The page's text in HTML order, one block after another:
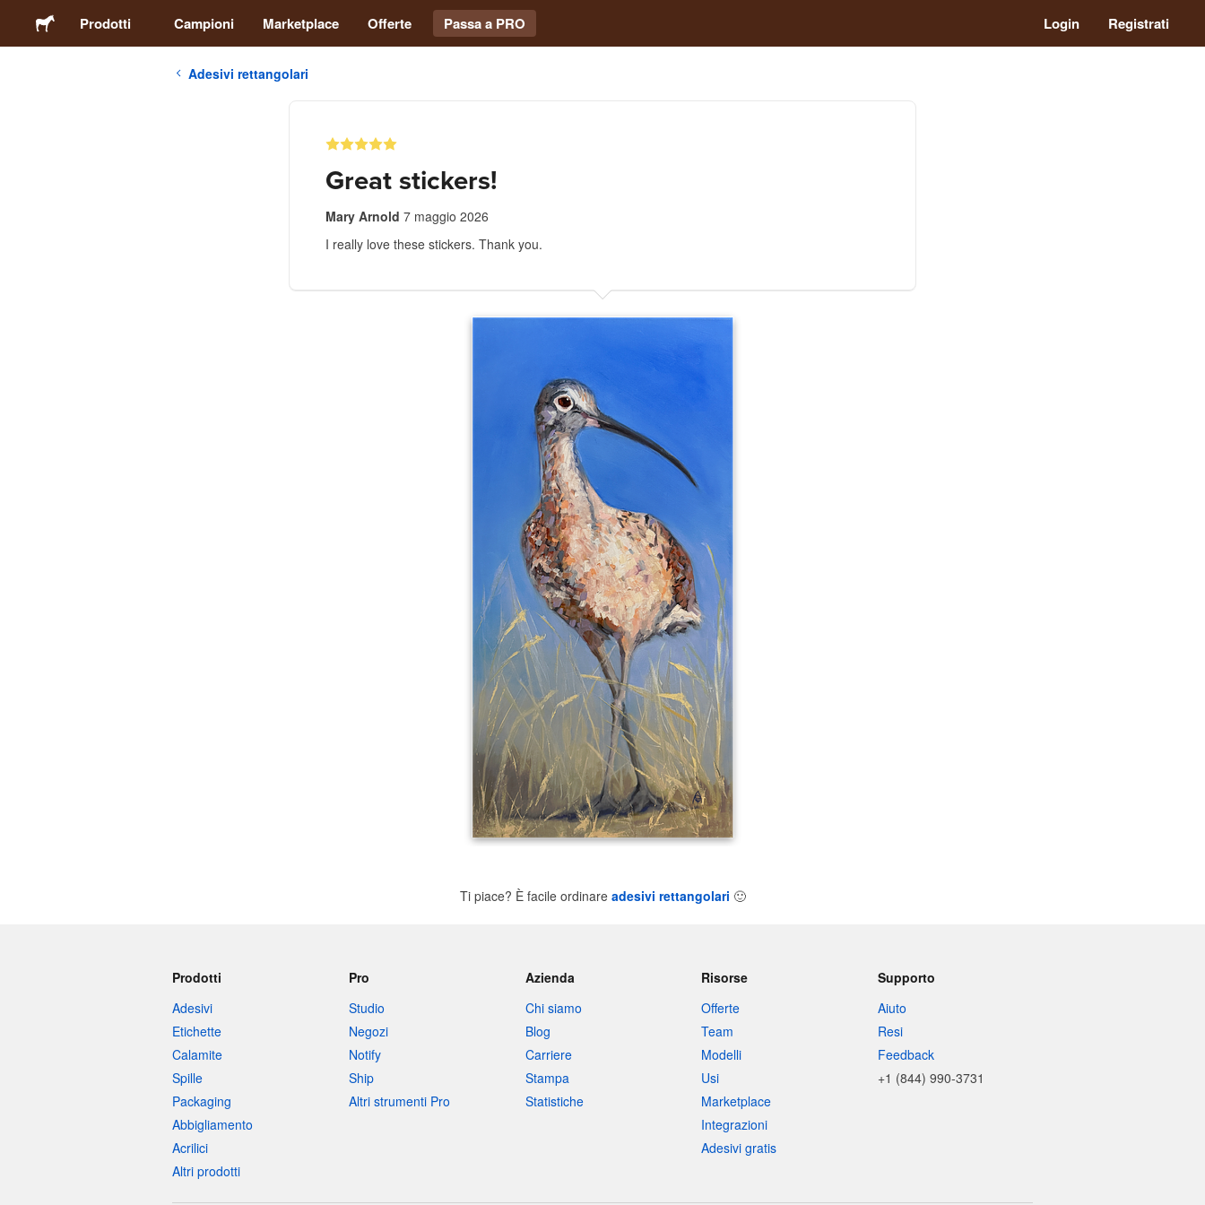
Prodotti Campioni Marketplace Offerte Passa a PRO Login Registrati
Adesivi rettangolari
Great stickers!
Mary Arnold 7 maggio 2026
I really love these stickers. Thank you.
Ti piace? È facile ordinare adesivi rettangolari 🙂
Prodotti
Adesivi
Etichette
Calamite
Spille
Packaging
Abbigliamento
Acrilici
Altri prodotti
Pro
Studio
Negozi
Notify
Ship
Altri strumenti Pro
Azienda
Chi siamo
Blog
Carriere
Stampa
Statistiche
Risorse
Offerte
Team
Modelli
Usi
Marketplace
Integrazioni
Adesivi gratis
Supporto
Aiuto
Resi
Feedback
+1 (844) 990-3731